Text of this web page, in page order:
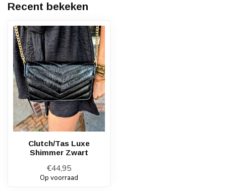
Recent bekeken
Clutch/Tas Luxe
Shimmer Zwart
€44,95
Op voorraad